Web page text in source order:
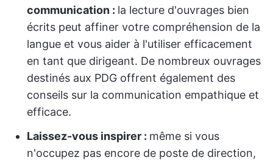
communication : la lecture d'ouvrages bien
écrits peut affiner votre compréhension de la
langue et vous aider à l'utiliser efficacement
en tant que dirigeant. De nombreux ouvrages
destinés aux PDG offrent également des
conseils sur la communication empathique et
efficace.
Laissez-vous inspirer : même si vous
n'occupez pas encore de poste de direction,